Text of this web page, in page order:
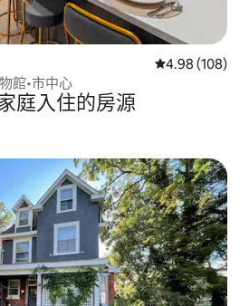
從 108 則評價
4.98 (108)
館•市中心
庭入住的房源